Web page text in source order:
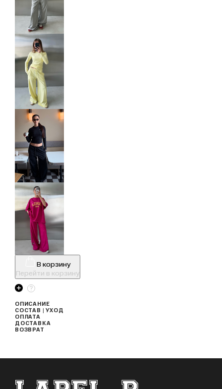
В корзину
Перейти в корзину
ОПИСАНИЕ
СОСТАВ | УХОД
ОПЛАТА
ДОСТАВКА
ВОЗВРАТ